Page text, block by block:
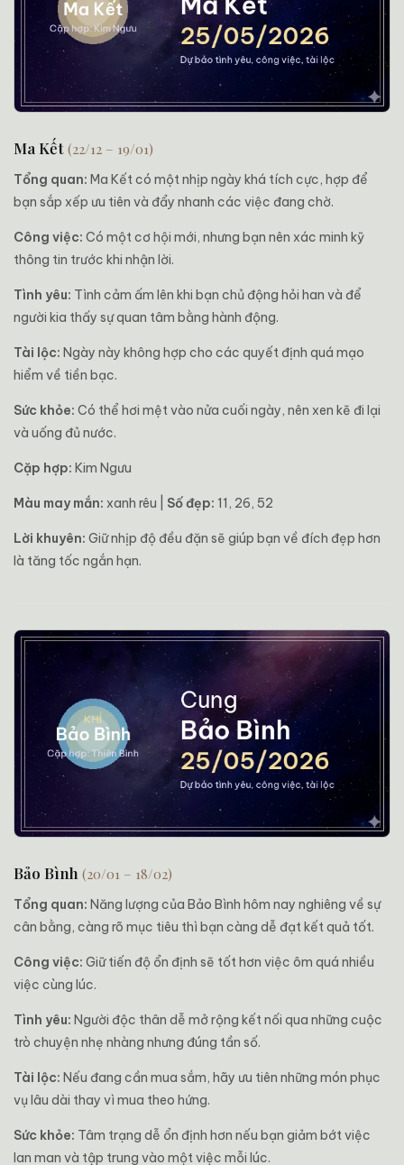
Ma Kết (22/12 – 19/01)
Tổng quan: Ma Kết có một nhịp ngày khá tích cực, hợp để
bạn sắp xếp ưu tiên và đẩy nhanh các việc đang chờ.
Công việc: Có một cơ hội mới, nhưng bạn nên xác minh kỹ
thông tin trước khi nhận lời.
Tình yêu: Tình cảm ấm lên khi bạn chủ động hỏi han và để
người kia thấy sự quan tâm bằng hành động.
Tài lộc: Ngày này không hợp cho các quyết định quá mạo
hiểm về tiền bạc.
Sức khỏe: Có thể hơi mệt vào nửa cuối ngày, nên xen kẽ đi lại
và uống đủ nước.
Cặp hợp: Kim Ngưu
Màu may mắn: xanh rêu | Số đẹp: 11, 26, 52
Lời khuyên: Giữ nhịp độ đều đặn sẽ giúp bạn về đích đẹp hơn
là tăng tốc ngắn hạn.
Bảo Bình (20/01 – 18/02)
Tổng quan: Năng lượng của Bảo Bình hôm nay nghiêng về sự
cân bằng, càng rõ mục tiêu thì bạn càng dễ đạt kết quả tốt.
Công việc: Giữ tiến độ ổn định sẽ tốt hơn việc ôm quá nhiều
việc cùng lúc.
Tình yêu: Người độc thân dễ mở rộng kết nối qua những cuộc
trò chuyện nhẹ nhàng nhưng đúng tần số.
Tài lộc: Nếu đang cần mua sắm, hãy ưu tiên những món phục
vụ lâu dài thay vì mua theo hứng.
Sức khỏe: Tâm trạng dễ ổn định hơn nếu bạn giảm bớt việc
lan man và tập trung vào một việc mỗi lúc.